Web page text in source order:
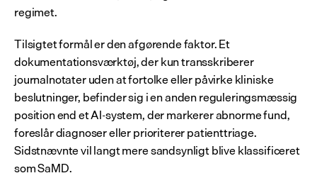
regimet.
Tilsigtet formål er den afgørende faktor. Et
dokumentationsværktøj, der kun transskriberer
journalnotater uden at fortolke eller påvirke kliniske
beslutninger, befinder sig i en anden reguleringsmæssig
position end et AI-system, der markerer abnorme fund,
foreslår diagnoser eller prioriterer patienttriage.
Sidstnævnte vil langt mere sandsynligt blive klassificeret
som SaMD.